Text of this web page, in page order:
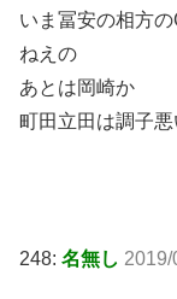
いま冨安の相方
ねえの
あとは岡崎か
町田立田は調子悪
248: 名無し 2019/